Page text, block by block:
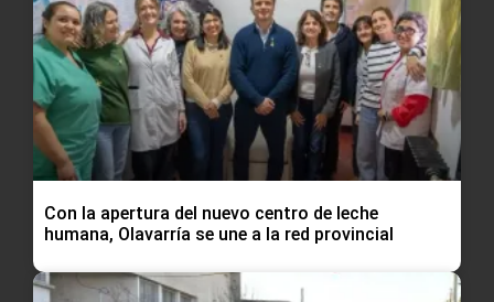
Con la apertura del nuevo centro de leche
humana, Olavarría se une a la red provincial